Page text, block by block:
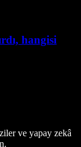
hangisi
ve yapay zekâ